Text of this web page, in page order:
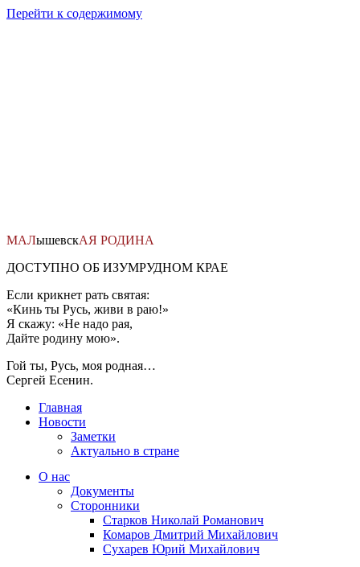
Перейти к содержимому
МАЛышевскАЯ РОДИНА
ДОСТУПНО ОБ ИЗУМРУДНОМ КРАЕ
Если крикнет рать святая:
«Кинь ты Русь, живи в раю!»
Я скажу: «Не надо рая,
Дайте родину мою».
Гой ты, Русь, моя родная…
Сергей Есенин.
Главная
Новости
Заметки
Актуально в стране
О нас
Документы
Сторонники
Старков Николай Романович
Комаров Дмитрий Михайлович
Сухарев Юрий Михайлович